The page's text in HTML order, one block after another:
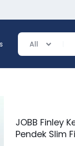
All
JOBB Finley
Pendek Slim